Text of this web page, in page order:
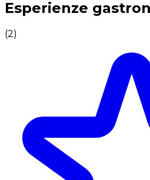
Esperienze
(2)